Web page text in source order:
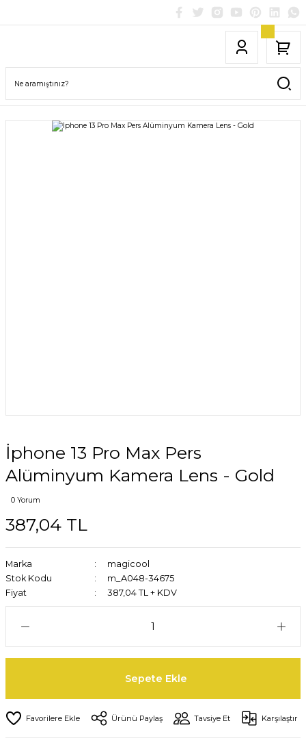
İphone 13 Pro Max Pers
Alüminyum Kamera Lens - Gold
0 Yorum
387,04 TL
Marka
magicool
Stok Kodu
m_A048-34675
Fiyat
387,04 TL + KDV
Sepete Ekle
Ürünü Paylaş Tavsiye Et Karşılaştır